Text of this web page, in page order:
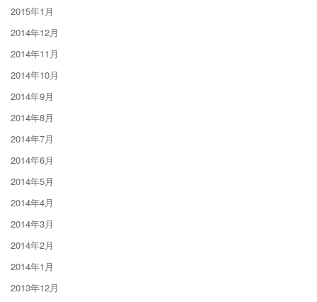
2015年1月
2014年12月
2014年11月
2014年10月
2014年9月
2014年8月
2014年7月
2014年6月
2014年5月
2014年4月
2014年3月
2014年2月
2014年1月
2013年12月